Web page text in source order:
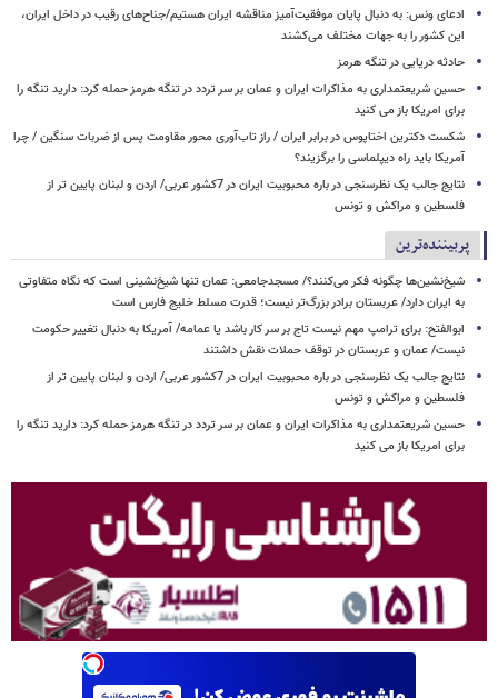
ادعای ونس: به دنبال پایان موفقیت‌آمیز مناقشه ایران هستیم/جناح‌های رقیب در داخل ایران،
این کشور را به جهات مختلف می‌کشند
حادثه دریایی در تنگه هرمز
حسین شریعتمداری به مذاکرات ایران و عمان بر سر تردد در تنگه هرمز حمله کرد: دارید تنگه را
برای امریکا باز می کنید
شکست دکترین اختاپوس در برابر ایران / راز تاب‌آوری محور مقاومت پس از ضربات سنگین / چرا
آمریکا باید راه دیپلماسی را برگزیند؟
نتایج جالب یک نظرسنجی در باره محبوبیت ایران در 7کشور عربی/ اردن و لبنان پایین تر از
فلسطین و مراکش و تونس
پربیننده‌ترین
شیخ‌نشین‌ها چگونه فکر می‌کنند؟/ مسجدجامعی: عمان تنها شیخ‌نشینی است که نگاه متفاوتی
به ایران دارد/ عربستان برادر بزرگ‌تر نیست؛ قدرت مسلط خلیج فارس است
ابوالفتح: برای ترامپ مهم نیست تاج بر سر کار باشد یا عمامه/ آمریکا به دنبال تغییر حکومت
نیست/ عمان و عربستان در توقف حملات نقش داشتند
نتایج جالب یک نظرسنجی در باره محبوبیت ایران در 7کشور عربی/ اردن و لبنان پایین تر از
فلسطین و مراکش و تونس
حسین شریعتمداری به مذاکرات ایران و عمان بر سر تردد در تنگه هرمز حمله کرد: دارید تنگه را
برای امریکا باز می کنید